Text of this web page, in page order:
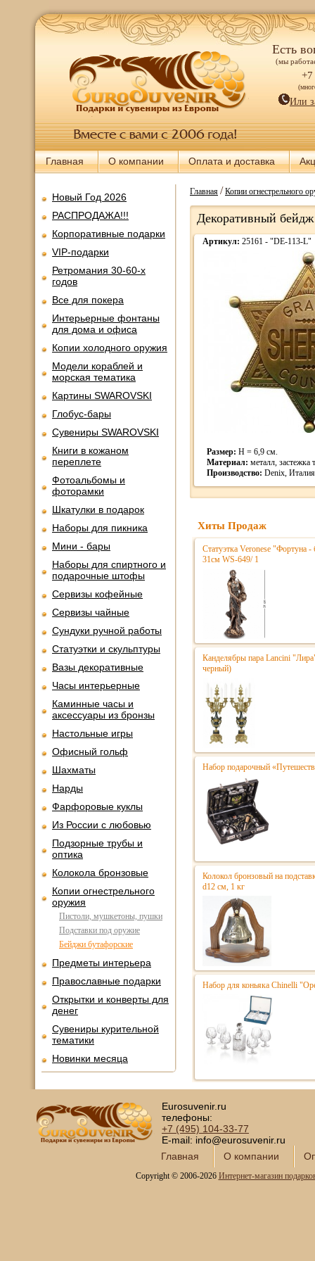
Есть
(мы
+7
Или
Главная О компании Оплата и доставка
Новый Год 2026
РАСПРОДАЖА!!!
Корпоративные подарки
VIP-подарки
Ретромания 30-60-х
годов
Все для покера
Интерьерные фонтаны
для дома и офиса
Копии холодного оружия
Модели кораблей и
морская тематика
Картины SWAROVSKI
Глобус-бары
Сувениры SWAROVSKI
Книги в кожаном
переплете
Фотоальбомы и
фоторамки
Шкатулки в подарок
Наборы для пикника
Мини - бары
Наборы для спиртного и
подарочные штофы
Сервизы кофейные
Сервизы чайные
Сундуки ручной работы
Статуэтки и скульптуры
Вазы декоративные
Часы интерьерные
Каминные часы и
аксессуары из бронзы
Настольные игры
Офисный гольф
Шахматы
Нарды
Фарфоровые куклы
Из России с любовью
Подзорные трубы и
оптика
Колокола бронзовые
Копии огнестрельного
оружия
Пистоли, мушкетоны, пушки
Подставки под оружие
Бейджи бутафорские
Предметы интерьера
Православные подарки
Открытки и конверты для
денег
Сувениры курительной
тематики
Новинки месяца
Главная/Копии огнестрельного
Декоративный
Артикул: 25161 - "DE-113-L"
Размер: H = 6,9 см.
Материал: металл, застежка
Производство: Denix,
Хиты Продаж
Статуэтка Veronese "Фортуна
31см WS-649/ 1
Канделябры пара Lancini
черный)
Набор подарочный
Колокол бронзовый на
d12 см, 1 кг
Набор для коньяка Chinelli
Eurosuvenir.ru
телефоны:
+7 (495) 104-33-77
E-mail: info@eurosuvenir.ru
Главная
О компании
Copyright © 2006-2026 Интернет-магазин